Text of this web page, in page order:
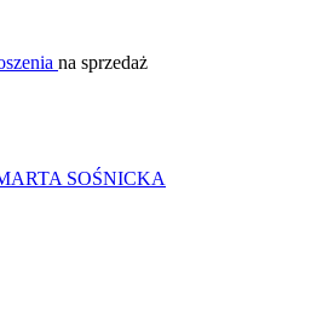
na sprzedaż